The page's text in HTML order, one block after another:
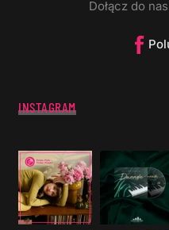
Dołącz do
INSTAGRAM